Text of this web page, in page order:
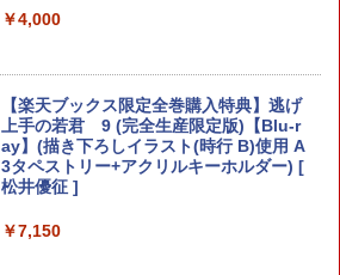
Nintendo Switch 2(日本語・国内専用)
ニンテンドープリペイド番号 9000円|オ
ンラインコード版
￥9,000
【純正品】ディスクドライブ(CFI-ZDD1
【純正品】DualSense ワイヤレスコン
トローラー ミッドナイト ブラック(CFI-
【純正品】Xbox 充電式バッテリー + US
B-C ケーブル
￥2,618
【Amazon.co.jp限定】劇場版モノノ怪
カー特典:【坤と離】二振りの剣、十翼よ
り来たる！スタジオ描き下ろしイラスト
ボード付) [Blu-ray]
￥10,780
Switch2用 温度モニターファン
【お買い物マラソン期間限定♪最大30％O
ードケース FancyCase-G05 Nintendo
2025年 スイッチ2モデル用 スリムケース
￥2,783
70年代風ロボットアニメ ゲッP-X PS5
版
￥3,878
￥4,000
【楽天ブックス限定全巻購入特典】逃げ
上手の若君 9 (完全生産限定版)【Blu-r
ay】(描き下ろしイラスト(時行 B)使用 A
3タペストリー+アクリルキーホルダー) [
松井優征 ]
￥7,150